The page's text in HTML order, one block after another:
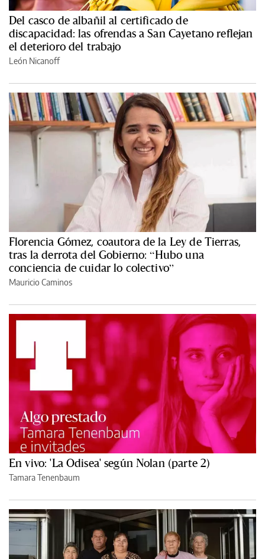
Del casco de albañil al certificado de
discapacidad: las ofrendas a San Cayetano reflejan
el deterioro del trabajo
León Nicanoff
Florencia Gómez, coautora de la Ley de Tierras,
tras la derrota del Gobierno: “Hubo una
conciencia de cuidar lo colectivo”
Mauricio Caminos
En vivo: 'La Odisea' según Nolan (parte 2)
Tamara Tenenbaum